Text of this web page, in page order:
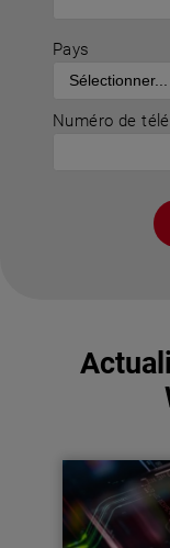
Pays
Numéro de